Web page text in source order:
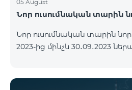
05 August
Նոր ուսումնական տարին
Նոր ուսումնական տարին նոր
2023-ից մինչև 30․09․2023
և TeamTok հատուկ